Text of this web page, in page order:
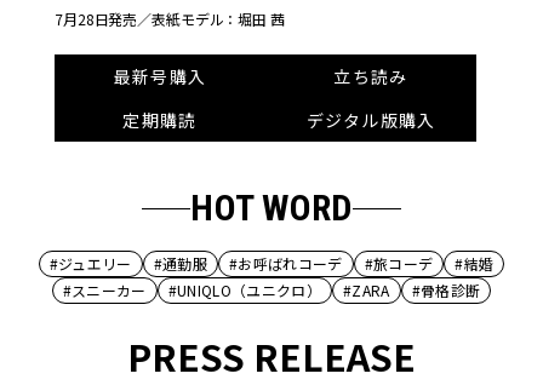
7月28日発売／表紙モデル：堀田 茜
最新号購入
立ち読み
定期購読
デジタル版購入
HOT WORD
#ジュエリー #通勤服 #お呼ばれコーデ #旅コーデ
#結婚
#スニーカー
#UNIQLO（ユニクロ） #ZARA #骨格診断
PRESS RELEASE